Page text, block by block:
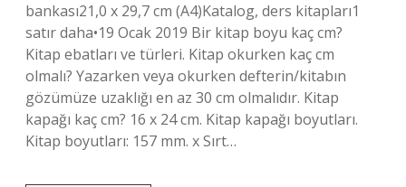
bankası21,0 x 29,7 cm (A4)Katalog, ders kitapları1
satır daha•19 Ocak 2019 Bir kitap boyu kaç cm?
Kitap ebatları ve türleri. Kitap okurken kaç cm
olmalı? Yazarken veya okurken defterin/kitabın
gözümüze uzaklığı en az 30 cm olmalıdır. Kitap
kapağı kaç cm? 16 x 24 cm. Kitap kapağı boyutları.
Kitap boyutları: 157 mm. x Sırt…